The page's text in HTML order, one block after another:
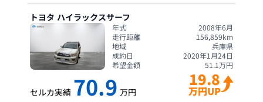
トヨタ ハイラックスサーフ
年式
2008年6月
走行距離
156,859km
地域
兵庫県
成約日
2020年1月24日
希望金額
51.1万円
セルカ実績 70.9 万円
19.8
万円UP